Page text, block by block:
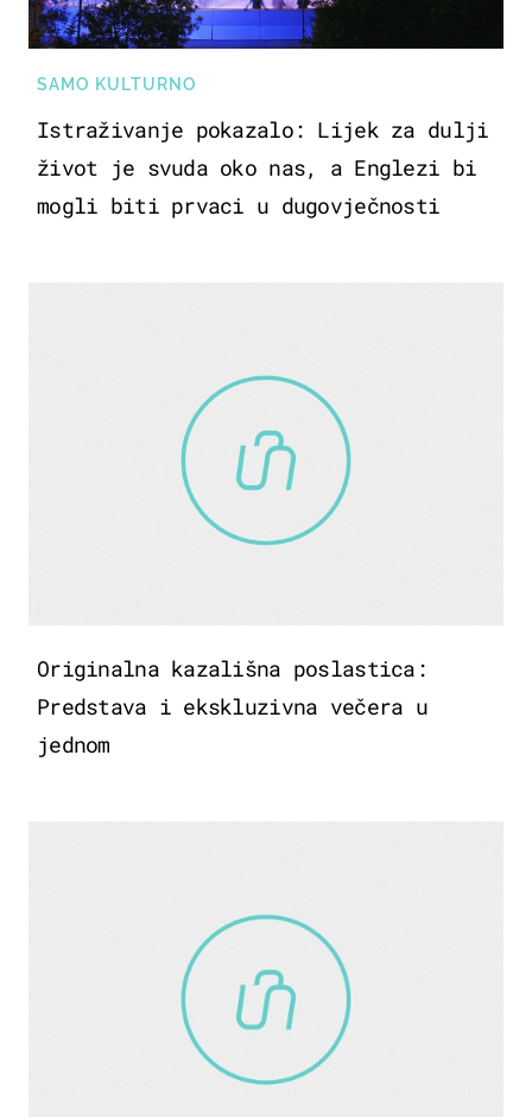
SAMO KULTURNO
Istraživanje pokazalo: Lijek za dulji
život je svuda oko nas, a Englezi bi
mogli biti prvaci u dugovječnosti
Originalna kazališna poslastica:
Predstava i ekskluzivna večera u
jednom